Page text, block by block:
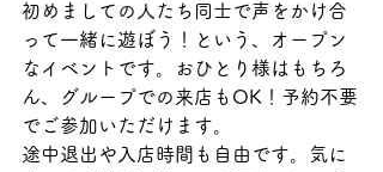
初めましての人たち同士で声をかけ合
って一緒に遊ぼう！という、オープン
なイベントです。おひとり様はもちろ
ん、グループでの来店もOK！予約不要
でご参加いただけます。
途中退出や入店時間も自由です。気に